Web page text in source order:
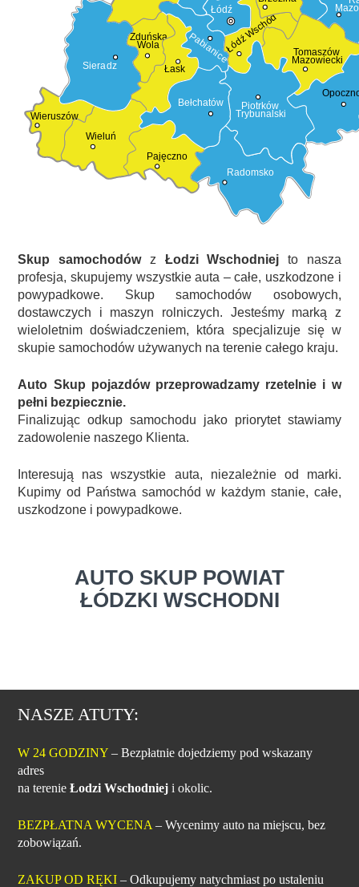
Radomsko
Pajęczno
Wieluń
Wieruszów
Sieradz
Zduńska
Wola
Łask
PabianiceŁódź Wschód Tomaszów
Mazowiecki
Piotrków
Trybunalski
Bełchatów
Łódź
Skup samochodówz Łodzi Wschodniej to nasza
profesja, skupujemy wszystkie auta – całe, uszkodzone i
powypadkowe. Skup samochodów osobowych,
dostawczych i maszyn rolniczych. Jesteśmy marką z
wieloletnim doświadczeniem, która specjalizuje się w
skupie samochodów używanych na terenie całego kraju.
Auto Skup pojazdów przeprowadzamy rzetelnie i w
pełni bezpiecznie.
Finalizując odkup samochodu jako priorytet stawiamy
zadowolenie naszego Klienta.
Interesują nas wszystkie auta, niezależnie od marki.
Kupimy od Państwa samochód w każdym stanie, całe,
uszkodzone i powypadkowe.
AUTO SKUP POWIAT
ŁÓDZKI WSCHODNI
NASZE ATUTY:
W 24 GODZINY – Bezpłatnie dojedziemy pod wskazany
adres
na terenieŁodzi Wschodniej i okolic.
BEZPŁATNA WYCENA – Wycenimy auto na miejscu, bez
zobowiązań.
ZAKUP OD RĘKI – Odkupujemy natychmiast po ustaleniu